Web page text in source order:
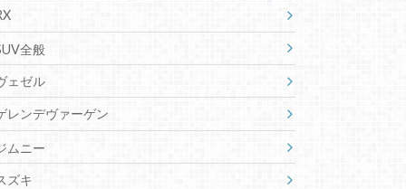
全般
ェゼル
レンデヴァーゲン
ムニー
ズキ